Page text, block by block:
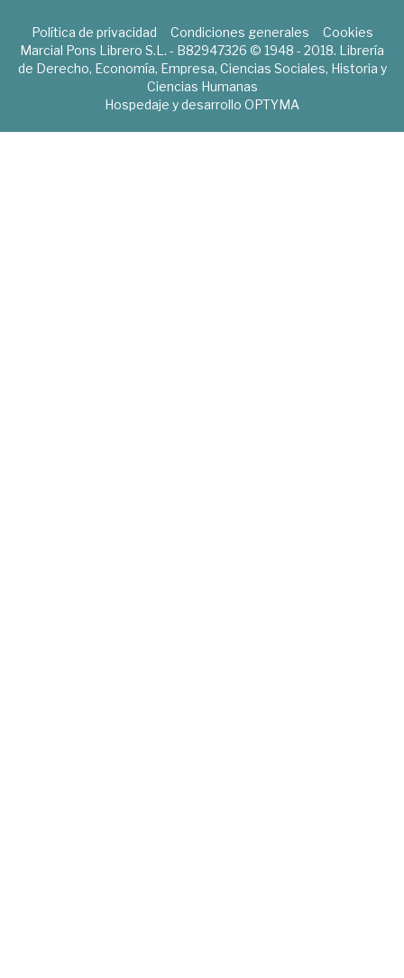
Política de privacidad Condiciones generales
Cookies
Marcial Pons Librero S.L. - B82947326 © 1948 - 2018. Librería
de Derecho, Economía, Empresa, Ciencias Sociales, Historia y
Ciencias Humanas
Hospedaje y desarrollo OPTYMA